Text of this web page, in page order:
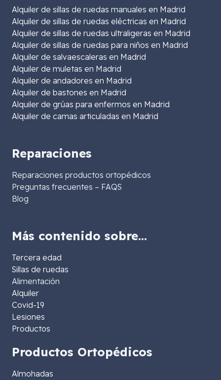
Alquiler de sillas de ruedas manuales en Madrid
Alquiler de sillas de ruedas eléctricas en Madrid
Alquiler de sillas de ruedas ultraligeras en Madrid
Alquiler de sillas de ruedas para niños en Madrid
Alquiler de salvaescaleras en Madrid
Alquiler de muletas en Madrid
Alquiler de andadores en Madrid
Alquiler de bastones en Madrid
Alquiler de grúas para enfermos en Madrid
Alquiler de camas articuladas en Madrid
Reparaciones
Reparaciones productos ortopédicos
Preguntas frecuentes – FAQS
Blog
Más contenido sobre…
Tercera edad
Sillas de ruedas
Alimentación
Alquiler
Covid-19
Lesiones
Productos
Productos Ortopédicos
Almohadas